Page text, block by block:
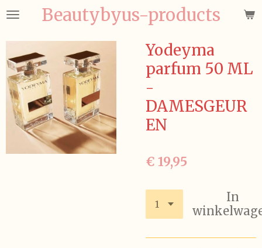
Ga
naar
hoofdinhoud
Beautybyus-products
Yodeyma
parfum 50 ML
-
DAMESGEUR
EN
€ 19,95
In